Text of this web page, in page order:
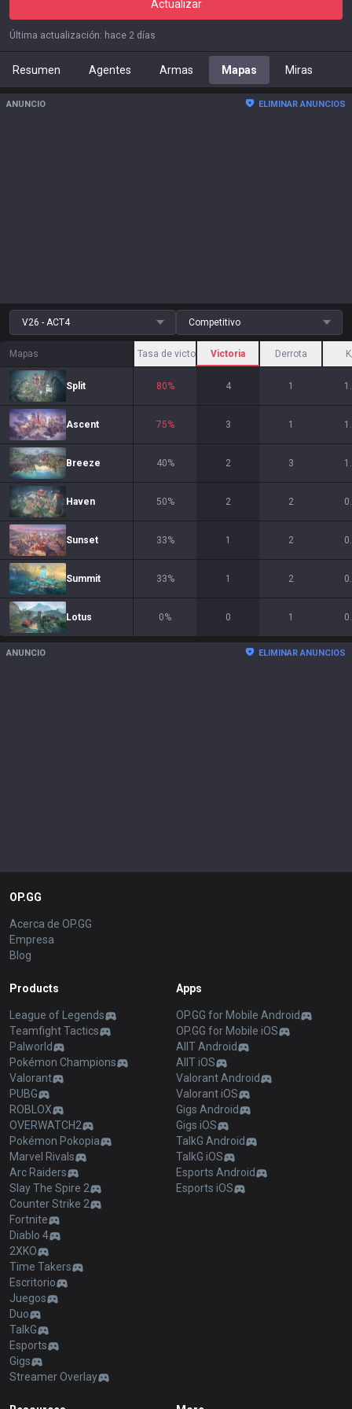
Actualizar
Última actualización: hace 2 días
Resumen Agentes Armas Mapas Miras
ANUNCIO ELIMINAR ANUNCIOS
V26 - ACT4 Competitivo
Mapas Tasa de victoria Victoria Derrota
Split 80% 4 1
Ascent 75% 3 1
Breeze 40% 2 3
Haven 50% 2 2
Sunset 33% 1 2
Summit 33% 1 2
Lotus 0% 0 1
ANUNCIO ELIMINAR ANUNCIOS
OP.GG
Acerca de OP.GG
Empresa
Blog
Products
League of Legends
Teamfight Tactics
Palworld
Pokémon Champions
Valorant
PUBG
ROBLOX
OVERWATCH2
Pokémon Pokopia
Marvel Rivals
Arc Raiders
Slay The Spire 2
Counter Strike 2
Fortnite
Diablo 4
2XKO
Time Takers
Escritorio
Juegos
Duo
TalkG
Esports
Gigs
Streamer Overlay
Apps
OP.GG for Mobile Android
OP.GG for Mobile iOS
AllT Android
AllT iOS
Valorant Android
Valorant iOS
Gigs Android
Gigs iOS
TalkG Android
TalkG iOS
Esports Android
Esports iOS